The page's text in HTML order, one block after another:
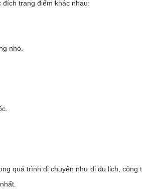
mềm mại giúp thấm toner làm sạch lại
chế tình trạng biến dạng bông.
trang điểm khác nhau:
nhỏ.
quá trình di chuyển như đi du lịch, công